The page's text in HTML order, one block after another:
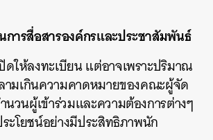
ารสื่อสารองค์กรและประชาสัมพันธ์
ดให้ลงทะเบียน แต่อาจเพราะปริมาณ
มเกินความคาดหมายของคณะผู้จัด
วนผู้เข้าร่วมและความต้องการต่างๆ
ะโยชน์อย่างมีประสิทธิภาพนัก